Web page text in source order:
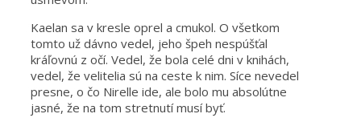
Kaelan sa v kresle oprel a cmukol. O všetkom
tomto už dávno vedel, jeho špeh nespúšťal
kráľovnú z očí. Vedel, že bola celé dni v knihách,
vedel, že velitelia sú na ceste k nim. Síce nevedel
presne, o čo Nirelle ide, ale bolo mu absolútne
jasné, že na tom stretnutí musí byť.